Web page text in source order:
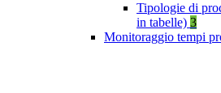
Tipologie di
in tabelle) 3
Monitoraggio tempi